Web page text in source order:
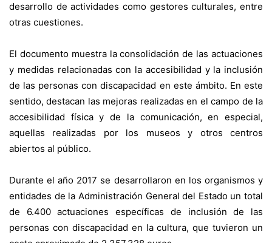
desarrollo de actividades como gestores culturales, entre
otras cuestiones.
El documento muestra la consolidación de las actuaciones
y medidas relacionadas con la accesibilidad y la inclusión
de las personas con discapacidad en este ámbito. En este
sentido, destacan las mejoras realizadas en el campo de la
accesibilidad física y de la comunicación, en especial,
aquellas realizadas por los museos y otros centros
abiertos al público.
Durante el año 2017 se desarrollaron en los organismos y
entidades de la Administración General del Estado un total
de 6.400 actuaciones específicas de inclusión de las
personas con discapacidad en la cultura, que tuvieron un